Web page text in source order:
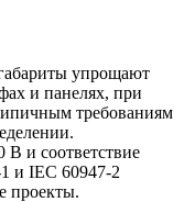
упрощают
и панелях, при
требованиям
и соответствие
и IEC 60947‑2
проекты.